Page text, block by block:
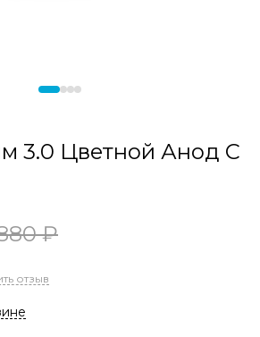
3.0 Цветной Анод С
₽
отзыв